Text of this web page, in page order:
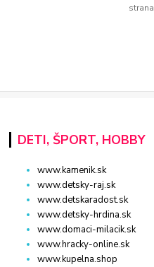
strana
DETI, ŠPORT, HOBBY
www.kamenik.sk
www.detsky-raj.sk
www.detskaradost.sk
www.detsky-hrdina.sk
www.domaci-milacik.sk
www.hracky-online.sk
www.kupelna.shop